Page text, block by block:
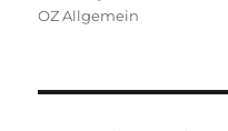
OZ Allgemein